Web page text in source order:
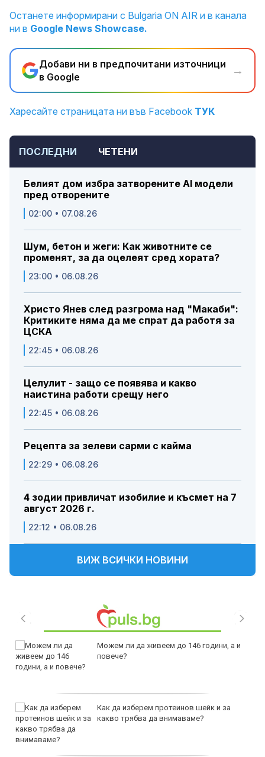
Останете информирани с Bulgaria ON AIR и в канала
ни в Google News Showcase.
Добави ни в предпочитани източници
в Google
→
Харесайте страницата ни във Facebook ТУК
ПОСЛЕДНИ ЧЕТЕНИ
Белият дом избра затворените AI модели
пред отворените
02:00 • 07.08.26
Шум, бетон и жеги: Как животните се
променят, за да оцелеят сред хората?
23:00 • 06.08.26
Христо Янев след разгрома над "Макаби":
Критиките няма да ме спрат да работя за
ЦСКА
22:45 • 06.08.26
Целулит - защо се появява и какво
наистина работи срещу него
22:45 • 06.08.26
Рецепта за зелеви сарми с кайма
22:29 • 06.08.26
4 зодии привличат изобилие и късмет на 7
август 2026 г.
22:12 • 06.08.26
ВИЖ ВСИЧКИ НОВИНИ
Можем ли да живеем до 146 години, а и
повече?
Как да изберем протеинов шейк и за
какво трябва да внимаваме?